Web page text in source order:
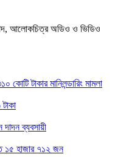
আলোকচিত্র অডিও ও ভিডিও
কোটি টাকার মানিলন্ডারিং মামলা
দাদন ব্যবসায়ী
১৫ হাজার ৭১২ জন